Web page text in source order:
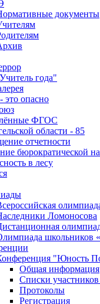
документы
года"
это опасно
ФГОС
области - 85
отчетности
бюрократической
в лесу
Ломоносова
школьников
"Юность
Общая информация
Списки участников
Протоколы
Регистрация